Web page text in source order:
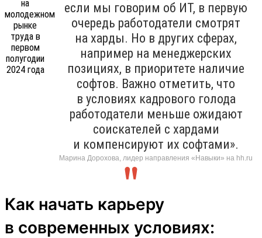
если мы говорим об ИТ, в первую
очередь работодатели смотрят
на харды. Но в других сферах,
например на менеджерских
позициях, в приоритете наличие
софтов. Важно отметить, что
в условиях кадрового голода
работодатели меньше ожидают
соискателей с хардами
и компенсируют их софтами».
Марина Дорохова, лидер направления «Навыки» на hh.ru
Как начать карьеру
в современных условиях: